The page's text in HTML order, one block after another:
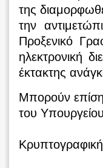
της
την
Προξενικό
ηλεκτρονική
έκτακτης
Μπορούν
του